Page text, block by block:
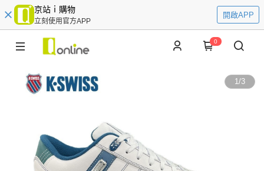
京站ｉ購物
立刻使用官方APP
開啟APP
0
1/3